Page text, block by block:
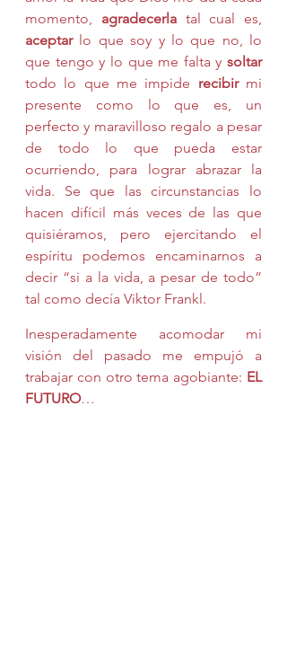
momento, agradecerla
aceptar lo que soy y lo que no, lo
que tengo y lo que me falta y soltar
todo lo que me impide recibir mi
presente como lo que es, un
perfecto y maravilloso regalo a pesar
de todo lo que pueda estar
ocurriendo, para lograr abrazar la
vida. Se que las circunstancias lo
hacen difícil más veces de las que
quisiéramos, pero ejercitando el
espíritu podemos encaminarnos a
decir “si a la vida, a pesar de todo”
tal como decía Viktor Frankl.
Inesperadamente acomodar mi
visión del pasado me empujó a
trabajar con otro tema agobiante: EL
FUTURO…